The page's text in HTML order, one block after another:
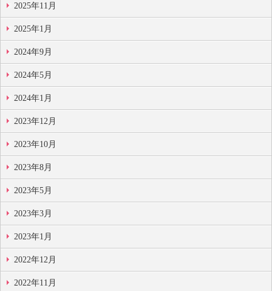
2025年11月
2025年1月
2024年9月
2024年5月
2024年1月
2023年12月
2023年10月
2023年8月
2023年5月
2023年3月
2023年1月
2022年12月
2022年11月